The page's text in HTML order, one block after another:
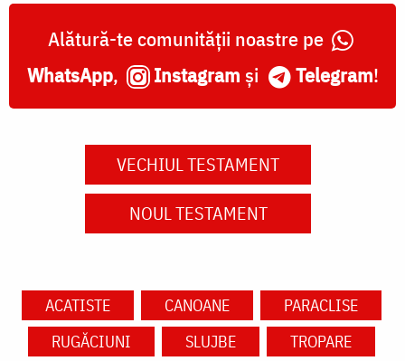
Alătură-te comunității noastre pe
WhatsApp, Instagram și Telegram!
VECHIUL TESTAMENT
NOUL TESTAMENT
ACATISTE CANOANE
PARACLISE
RUGĂCIUNI
SLUJBE TROPARE